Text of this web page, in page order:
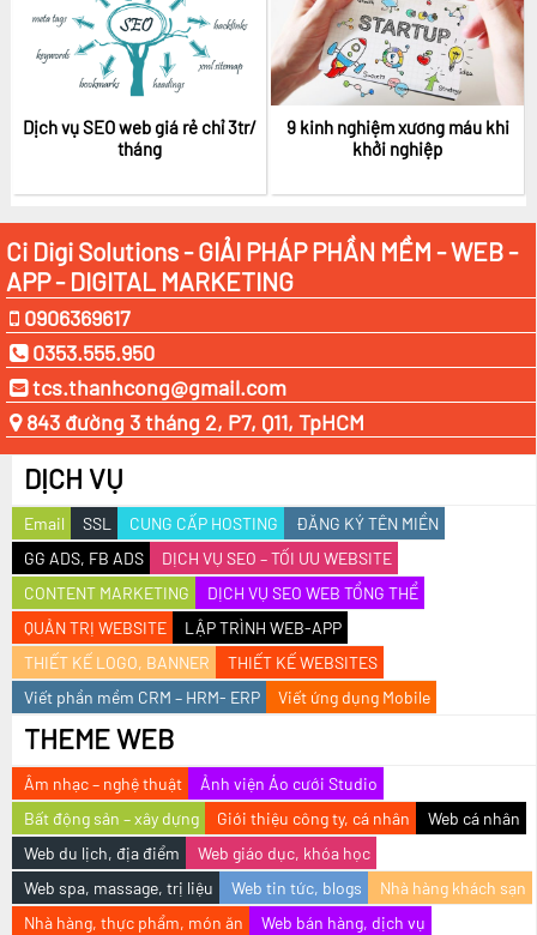
Dịch vụ SEO web giá rẻ chỉ 3tr/
tháng
9 kinh nghiệm xương máu khi
khởi nghiệp
Ci Digi Solutions - GIẢI PHÁP PHẦN MỀM - WEB -
APP - DIGITAL MARKETING
0906369617
0353.555.950
tcs.thanhcong@gmail.com
843 đường 3 tháng 2, P7, Q11, TpHCM
DỊCH VỤ
Email SSL CUNG CẤP HOSTING
ĐĂNG KÝ TÊN MIỀN
GG ADS, FB ADS
DỊCH VỤ SEO – TỐI ƯU WEBSITE
CONTENT MARKETING
DỊCH VỤ SEO WEB TỔNG THỂ
QUẢN TRỊ WEBSITE
LẬP TRÌNH WEB-APP
THIẾT KẾ LOGO, BANNER
THIẾT KẾ WEBSITES
Viết phần mềm CRM – HRM- ERP
Viết ứng dụng Mobile
THEME WEB
Âm nhạc – nghệ thuật
Ảnh viện Áo cưới Studio
Bất động sản – xây dựng
Giới thiệu công ty, cá nhân
Web cá nhân
Web du lịch, địa điểm
Web giáo dục, khóa học
Web spa, massage, trị liệu
Web tin tức, blogs
Nhà hàng khách sạn
Nhà hàng, thực phẩm, món ăn
Web bán hàng, dịch vụ